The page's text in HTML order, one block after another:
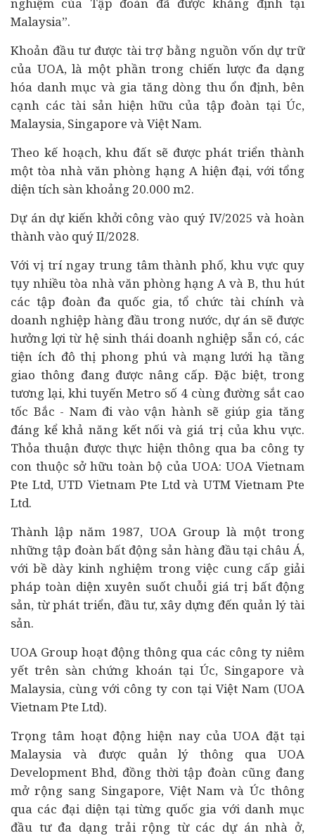
Malaysia”.
Khoản đầu tư được tài trợ bằng nguồn vốn dự trữ
của UOA, là một phần trong chiến lược đa dạng
hóa danh mục và gia tăng dòng thu ổn định, bên
cạnh các tài sản hiện hữu của tập đoàn tại Úc,
Malaysia, Singapore và Việt Nam.
Theo kế hoạch, khu đất sẽ được phát triển thành
một tòa nhà văn phòng hạng A hiện đại, với tổng
diện tích sàn khoảng 20.000 m2.
Dự án dự kiến khởi công vào quý IV/2025 và hoàn
thành vào quý II/2028.
Với vị trí ngay trung tâm thành phố, khu vực quy
tụy nhiều tòa nhà văn phòng hạng A và B, thu hút
các tập đoàn đa quốc gia, tổ chức tài chính và
doanh nghiệp hàng đầu trong nước, dự án sẽ được
hưởng lợi từ hệ sinh thái doanh nghiệp sẵn có, các
tiện ích đô thị phong phú và mạng lưới hạ tầng
giao thông đang được nâng cấp. Đặc biệt, trong
tương lại, khi tuyến Metro số 4 cùng đường sắt cao
tốc Bắc - Nam đi vào vận hành sẽ giúp gia tăng
đáng kể khả năng kết nối và giá trị của khu vực.
Thỏa thuận được thực hiện thông qua ba công ty
con thuộc sở hữu toàn bộ của UOA: UOA Vietnam
Pte Ltd, UTD Vietnam Pte Ltd và UTM Vietnam Pte
Ltd.
Thành lập năm 1987, UOA Group là một trong
những tập đoàn bất động sản hàng đầu tại châu Á,
với bề dày kinh nghiệm trong việc cung cấp giải
pháp toàn diện xuyên suốt chuỗi giá trị bất động
sản, từ phát triển, đầu tư, xây dựng đến quản lý tài
sản.
UOA Group hoạt động thông qua các công ty niêm
yết trên sàn chứng khoántại Úc, Singapore và
Malaysia, cùng với công ty con tại Việt Nam (UOA
Vietnam Pte Ltd).
Trọng tâm hoạt động hiện nay của UOA đặt tại
Malaysia và được quản lý thông qua UOA
Development Bhd, đồng thời tập đoàn cũng đang
mở rộng sang Singapore, Việt Nam và Úc thông
qua các đại diện tại từng quốc gia với danh mục
đầu tư đa dạng trải rộng từ các dự án nhà ở,